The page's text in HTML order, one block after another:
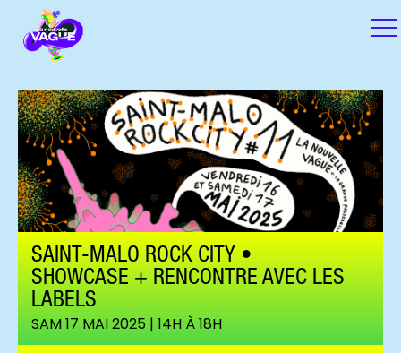
SAINT-MALO ROCK CITY •
SHOWCASE + RENCONTRE AVEC LES
LABELS
SAM 17 MAI 2025 | 14H À 18H